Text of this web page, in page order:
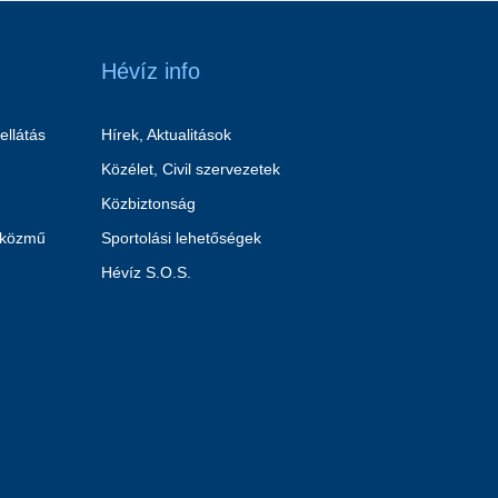
Hévíz info
Hírek, Aktualitások
Közélet, Civil szervezetek
Közbiztonság
Sportolási lehetőségek
Hévíz S.O.S.